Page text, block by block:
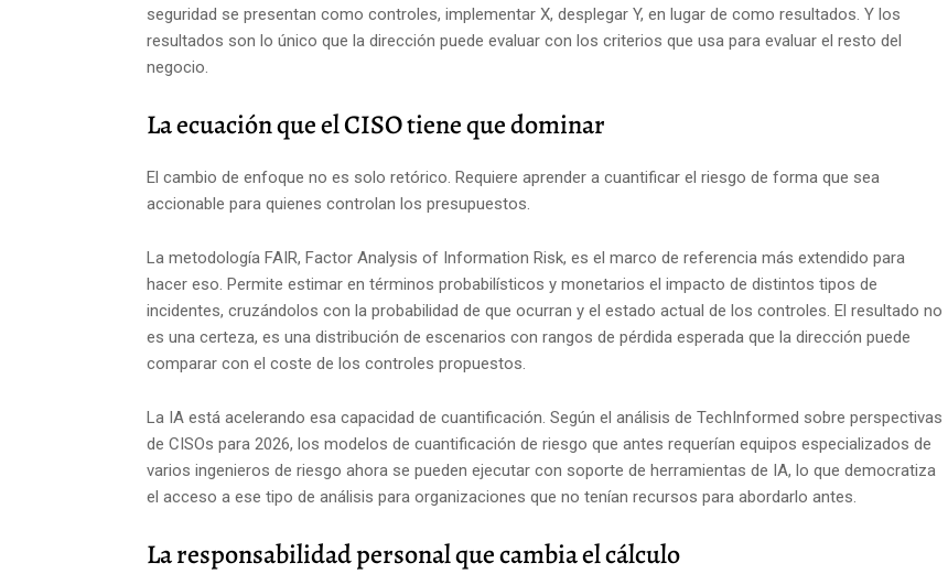
seguridad se presentan como controles, implementar X, desplegar Y, en lugar de como resultados. Y los
resultados son lo único que la dirección puede evaluar con los criterios que usa para evaluar el resto del
negocio.
La ecuación que el CISO tiene que dominar
El cambio de enfoque no es solo retórico. Requiere aprender a cuantificar el riesgo de forma que sea
accionable para quienes controlan los presupuestos.
La metodología FAIR, Factor Analysis of Information Risk, es el marco de referencia más extendido para
hacer eso. Permite estimar en términos probabilísticos y monetarios el impacto de distintos tipos de
incidentes, cruzándolos con la probabilidad de que ocurran y el estado actual de los controles. El resultado no
es una certeza, es una distribución de escenarios con rangos de pérdida esperada que la dirección puede
comparar con el coste de los controles propuestos.
La IA está acelerando esa capacidad de cuantificación. Según el análisis de TechInformed sobre perspectivas
de CISOs para 2026, los modelos de cuantificación de riesgo que antes requerían equipos especializados de
varios ingenieros de riesgo ahora se pueden ejecutar con soporte de herramientas de IA, lo que democratiza
el acceso a ese tipo de análisis para organizaciones que no tenían recursos para abordarlo antes.
La responsabilidad personal que cambia el cálculo